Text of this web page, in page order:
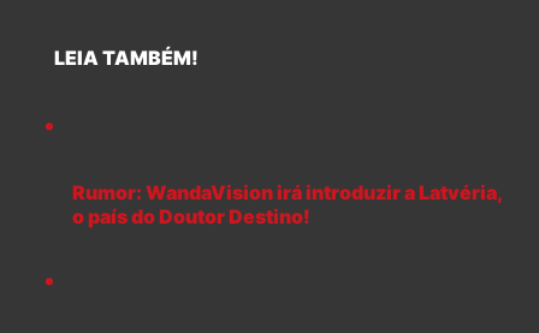
LEIA TAMBÉM!
Rumor: WandaVision irá introduzir a Latvéria,
o país do Doutor Destino!